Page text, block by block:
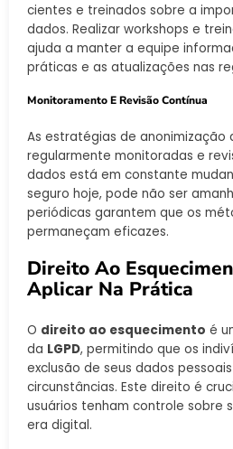
cientes e treinados sobre a
dados. Realizar workshops e
ajuda a manter a equipe
práticas e as atualizações nas
Monitoramento E Revisão Contínua
As estratégias de anonimização
regularmente monitoradas e
dados está em constante
seguro hoje, pode não ser
periódicas garantem que os
permaneçam eficazes.
Direito Ao
Aplicar Na Prática
O direito ao esquecimento é
da LGPD, permitindo que os
exclusão de seus dados
circunstâncias. Este direito é
usuários tenham controle sobre
era digital.